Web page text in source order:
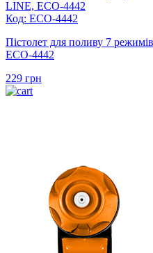
Код: ECO-4442
Пістолет для поливу 7
ECO-4442
229 грн